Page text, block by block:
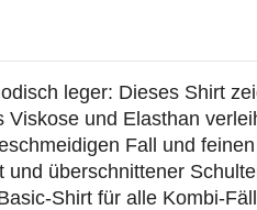
leger: Dieses Shirt
Viskose und Elasthan
Fall und
und überschnittener
Shirt für alle Kombi-